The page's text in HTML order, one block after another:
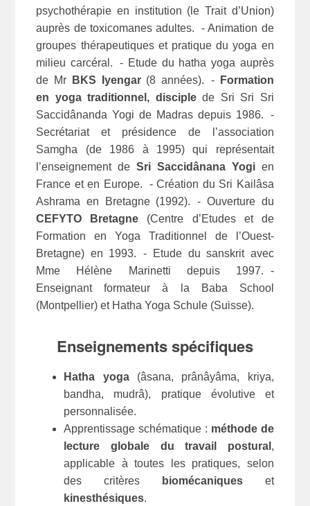
psychothérapie en institution (le Trait d’Union)
auprès de toxicomanes adultes. - Animation de
groupes thérapeutiques et pratique du yoga en
milieu carcéral. - Etude du hatha yoga auprès
de Mr
BKS Iyengar(8 années). -
Formation
en yoga traditionnel, disciplede Sri Sri Sri
Saccidânanda Yogi de Madras depuis 1986. -
Secrétariat et présidence de l’association
Samgha (de 1986 à 1995) qui représentait
l’enseignement deSri Saccidânana Yogien
France et en Europe. - Création du Sri Kailâsa
Ashrama en Bretagne (1992). - Ouverture du
CEFYTO Bretagne (Centre d’Etudes et de
Formation en Yoga Traditionnel de l’Ouest-
Bretagne) en 1993. - Etude du sanskrit avec
Mme Hélène Marinetti depuis 1997. -
Enseignant formateur à la Baba School
(Montpellier) et Hatha Yoga Schule (Suisse).
Enseignements spécifiques
Hatha yoga(âsana, prânâyâma, kriya,
bandha, mudrâ), pratique évolutive et
personnalisée.
Apprentissage schématique : méthode de
lecture globale du travail postural ,
applicable à toutes les pratiques, selon
des critères biomécaniqueset
kinesthésiques.